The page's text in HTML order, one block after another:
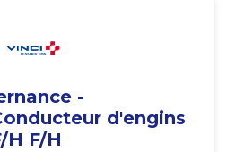
-
d'engins
H F/H